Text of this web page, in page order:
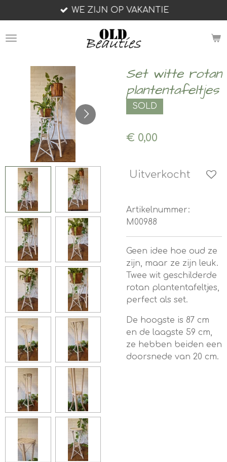
direct
naar
WE ZIJN OP VAKANTIE
Set witte rotan
plantentafeltjes
SOLD
€ 0,00
Uitverkocht
Artikelnummer:
M00988
Geen idee hoe oud ze
zijn, maar ze zijn leuk.
Twee wit geschilderde
rotan plantentafeltjes,
perfect als set.
De hoogste is 87 cm
en de laagste 59 cm,
ze hebben beiden een
doorsnede van 20 cm.